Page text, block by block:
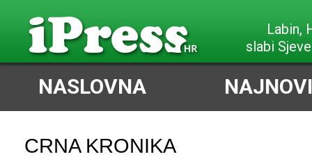
Labin,
slabi
NASLOVNA
CRNA KRONIKA